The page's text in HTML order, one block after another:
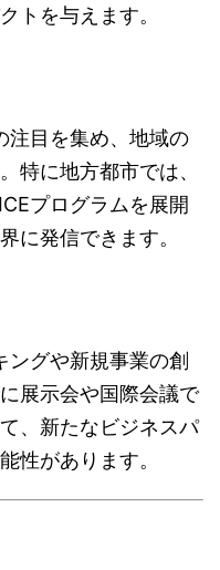
トを与えます。
注目を集め、地域の
特に地方都市では、
プログラムを展開
に発信できます。
グや新規事業の創
展示会や国際会議で
、新たなビジネスパ
性があります。